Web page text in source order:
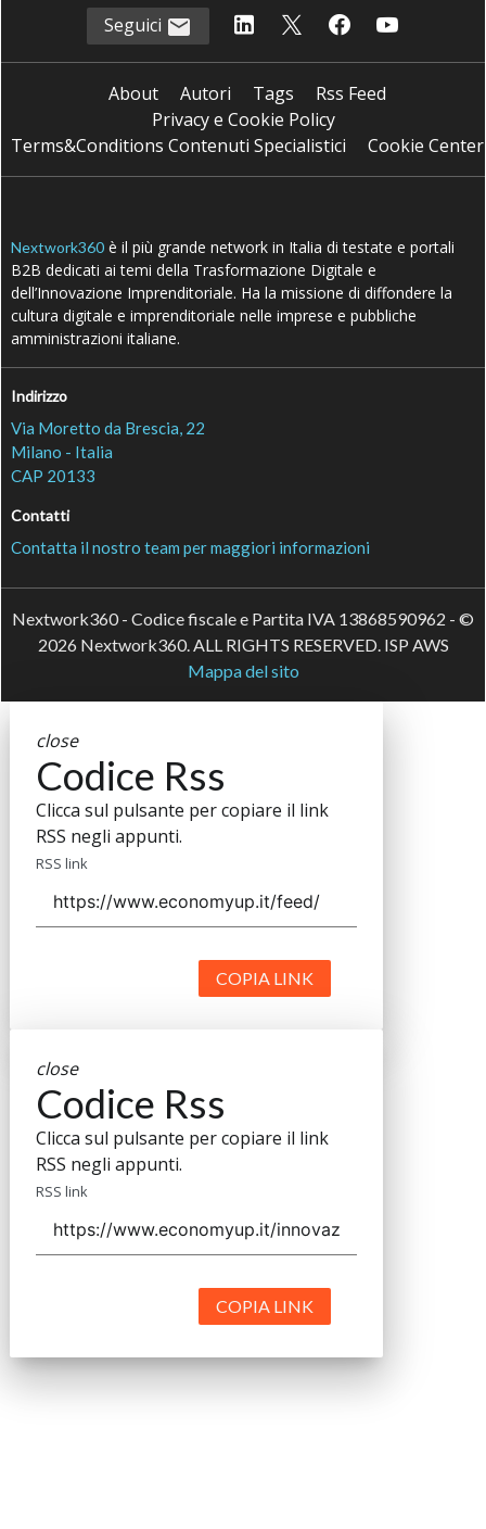
Seguici
About Autori Tags
Rss Feed
Privacy e Cookie Policy
Terms&Conditions Contenuti Specialistici
Cookie Center
Nextwork360 è il più grande network in Italia di testate e portali
B2B dedicati ai temi della Trasformazione Digitale e
dell’Innovazione Imprenditoriale. Ha la missione di diffondere la
cultura digitale e imprenditoriale nelle imprese e pubbliche
amministrazioni italiane.
Indirizzo
Via Moretto da Brescia, 22
Milano - Italia
CAP 20133
Contatti
Contatta il nostro team per maggiori informazioni
Nextwork360 - Codice fiscale e Partita IVA 13868590962 - ©
2026 Nextwork360. ALL RIGHTS RESERVED. ISP AWS
Mappa del sito
close
Codice Rss
Clicca sul pulsante per copiare il link
RSS negli appunti.
RSS link
COPIA LINK
close
Codice Rss
Clicca sul pulsante per copiare il link
RSS negli appunti.
RSS link
COPIA LINK